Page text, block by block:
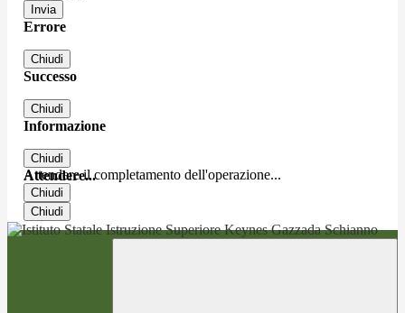
Errore
Chiudi
Successo
Chiudi
Informazione
Chiudi
Attendere...
Attendere il completamento dell'operazione...
Chiudi
Chiudi